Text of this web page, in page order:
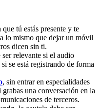
que tú estás presente y te
lo mismo que dejar un móvil
dicen sin ti.
ser relevante si el audio
se está registrando de forma
, sin entrar en especialidades
una conversación en la
de terceros.